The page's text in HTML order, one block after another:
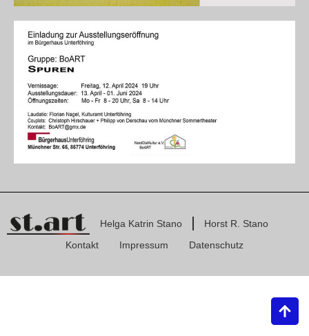
Helga Katrin Stano
Horst R. Stano
Kontakt
Impressum Datenschutz